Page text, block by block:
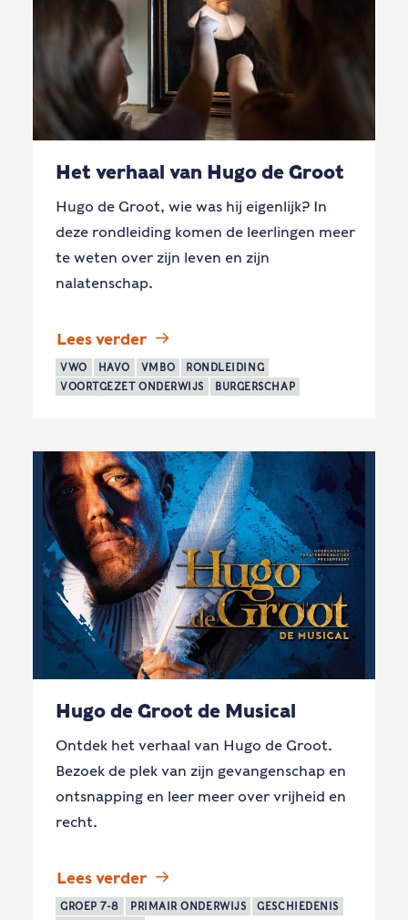
Het verhaal van Hugo de Groot
Hugo de Groot, wie was hij eigenlijk? In
deze rondleiding komen de leerlingen meer
te weten over zijn leven en zijn
nalatenschap.
Lees verder
VWO HAVO VMBO
RONDLEIDING
VOORTGEZET ONDERWIJS
BURGERSCHAP
Hugo de Groot de Musical
Ontdek het verhaal van Hugo de Groot.
Bezoek de plek van zijn gevangenschap en
ontsnapping en leer meer over vrijheid en
recht.
Lees verder
GROEP 7-8 PRIMAIR ONDERWIJS
GESCHIEDENIS